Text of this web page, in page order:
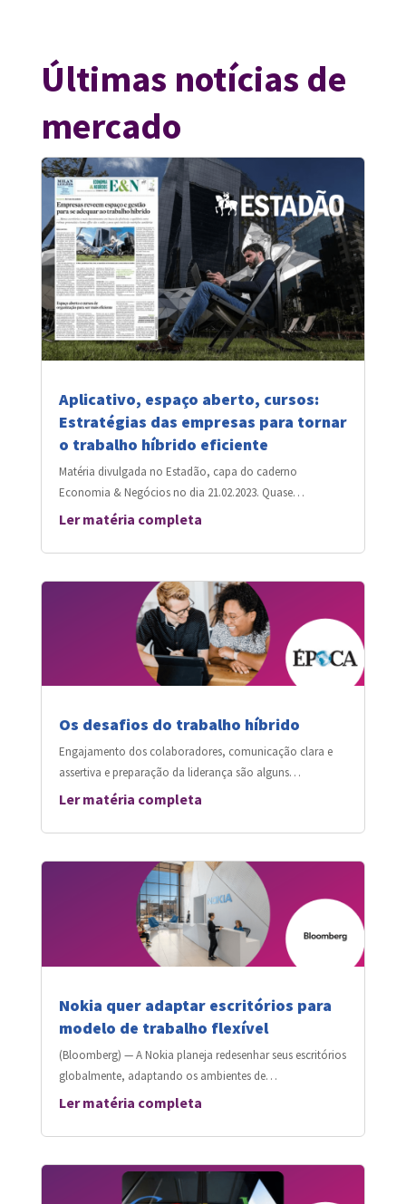
Últimas notícias de
mercado
Aplicativo, espaço aberto, cursos:
Estratégias das empresas para tornar
o trabalho híbrido eficiente
Matéria divulgada no Estadão, capa do caderno
Economia & Negócios no dia 21.02.2023. Quase…
Ler matéria completa
Os desafios do trabalho híbrido
Engajamento dos colaboradores, comunicação clara e
assertiva e preparação da liderança são alguns…
Ler matéria completa
Nokia quer adaptar escritórios para
modelo de trabalho flexível
(Bloomberg) — A Nokia planeja redesenhar seus escritórios
globalmente, adaptando os ambientes de…
Ler matéria completa